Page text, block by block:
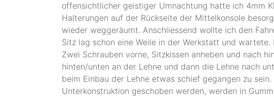
offensichtlicher geistiger Umnachtung hatte ich 4mm
Halterungen auf der Rückseite der Mittelkonsole
wieder weggeräumt. Anschliessend wollte ich den
Sitz lag schon eine Weile in der Werkstatt und
Zwei Schrauben vorne, Sitzkissen anheben und nach
hinten/unten an der Lehne und dann die Lehne nach
beim Einbau der Lehne etwas schief gegangen zu
Unterkonstruktion geschoben werden, werden in